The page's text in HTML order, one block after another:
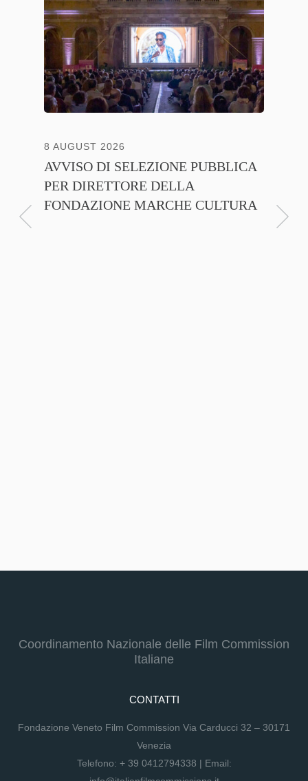
8 AUGUST 2026
AVVISO DI SELEZIONE PUBBLICA
PER DIRETTORE DELLA
FONDAZIONE MARCHE CULTURA
Coordinamento Nazionale delle Film Commission
Italiane
CONTATTI
Fondazione Veneto Film Commission Via Carducci 32 – 30171
Venezia
Telefono: + 39 0412794338 | Email: